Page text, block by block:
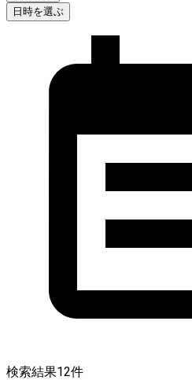
日時を選ぶ
検索結果12件